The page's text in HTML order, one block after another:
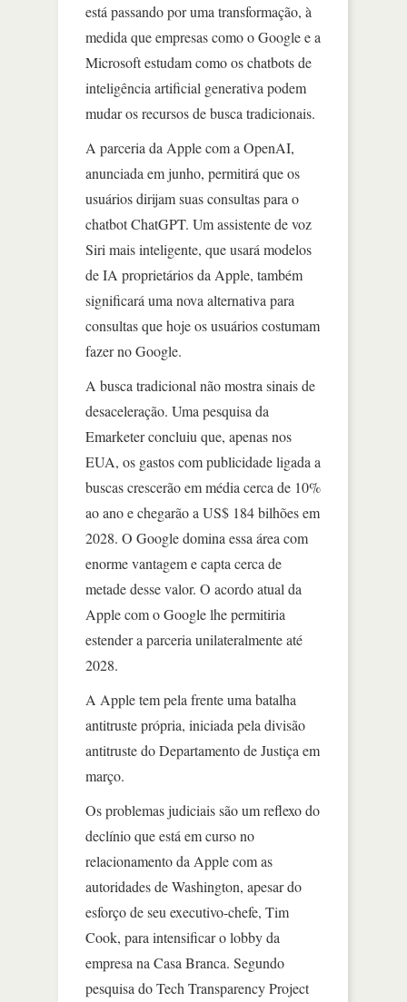
está passando por uma transformação, à
medida que empresas como o Google e a
Microsoft estudam como os chatbots de
inteligência artificial generativa podem
mudar os recursos de busca tradicionais.
A parceria da Apple com a OpenAI,
anunciada em junho, permitirá que os
usuários dirijam suas consultas para o
chatbot ChatGPT. Um assistente de voz
Siri mais inteligente, que usará modelos
de IA proprietários da Apple, também
significará uma nova alternativa para
consultas que hoje os usuários costumam
fazer no Google.
A busca tradicional não mostra sinais de
desaceleração. Uma pesquisa da
Emarketer concluiu que, apenas nos
EUA, os gastos com publicidade ligada a
buscas crescerão em média cerca de 10%
ao ano e chegarão a US$ 184 bilhões em
2028. O Google domina essa área com
enorme vantagem e capta cerca de
metade desse valor. O acordo atual da
Apple com o Google lhe permitiria
estender a parceria unilateralmente até
2028.
A Apple tem pela frente uma batalha
antitruste própria, iniciada pela divisão
antitruste do Departamento de Justiça em
março.
Os problemas judiciais são um reflexo do
declínio que está em curso no
relacionamento da Apple com as
autoridades de Washington, apesar do
esforço de seu executivo-chefe, Tim
Cook, para intensificar o lobby da
empresa na Casa Branca. Segundo
pesquisa do Tech Transparency Project